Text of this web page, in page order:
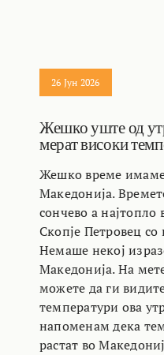
26 Јун 2026
Жешко уште од
мерат високи
Жешко време
Македонија.
сончево а
Скопје Петровец
Немаше некој
Македонија. На
можете да ги
температури ова
напоменам дека
растат во